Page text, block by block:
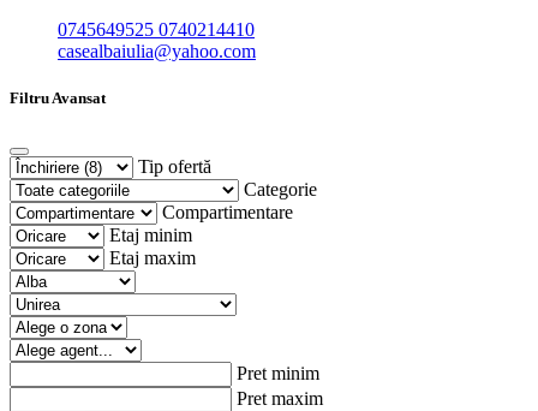
0745649525 0740214410
casealbaiulia@yahoo.com
Filtru Avansat
Tip ofertă
Categorie
Compartimentare
Etaj minim
Etaj maxim
Pret minim
Pret maxim